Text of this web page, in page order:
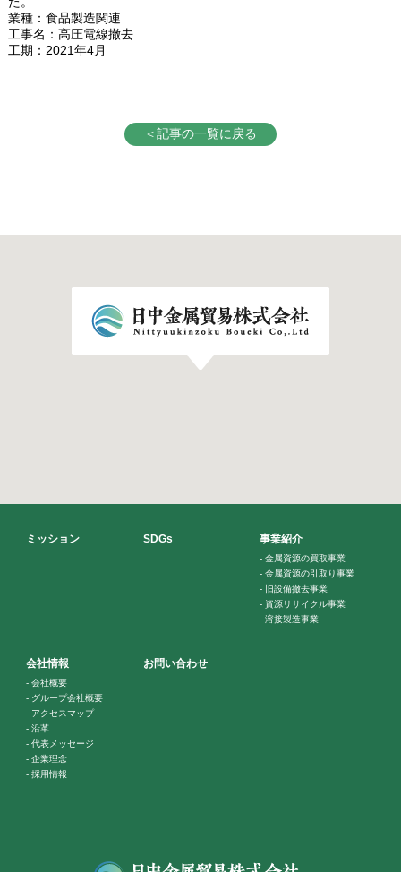
業種：食品製造関連
工事名：高圧電線撤去
工期：2021年4月
＜記事の一覧に戻る
ミッション SDGs 事業紹介
-金属資源の買取事業
-金属資源の引取り事業
-
旧設備撤去事業
- 資源リサイクル事業
-溶接製造事業
会社情報
- 会社概要
- グループ会社概要
- アクセスマップ
- 沿革
- 代表メッセージ
- 企業理念
- 採用情報
お問い合わせ